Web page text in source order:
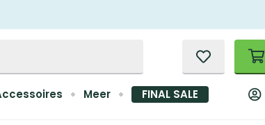
Meer FINAL SALE